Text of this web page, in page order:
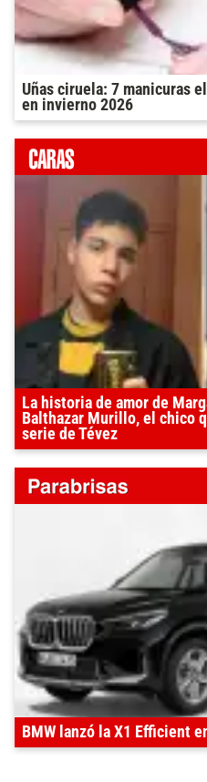
Uñas ciruela: 7 manicuras
en invierno 2026
La historia de amor de
Balthazar Murillo, el chico
serie de Tévez
BMW lanzó la X1 Efficient